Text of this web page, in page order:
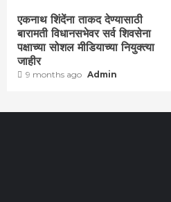
एकनाथ शिंदेंना ताकद देण्यासाठी
बारामती विधानसभेवर सर्व शिवसेना
पक्षाच्या सोशल मीडियाच्या नियुक्त्या
जाहीर
9 months ago Admin